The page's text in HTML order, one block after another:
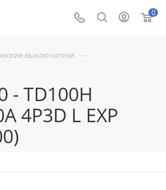
0
выключатели —
- TD100H
4P3D L EXP